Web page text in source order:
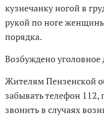
кузнечанку ногой в
рукой по ноге
порядка.
Возбуждено уголовное
Жителям Пензенской
забывать телефон 112,
звонить в случаях